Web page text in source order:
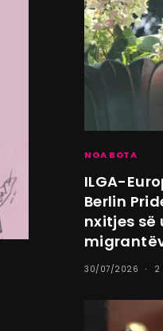
NGA BOTA
ILGA-
Berlin
nxitjes së
30/07/2026 2